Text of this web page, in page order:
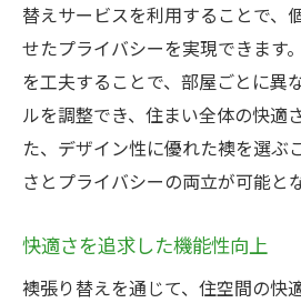
替えサービスを利用することで、
せたプライバシーを実現できます
を工夫することで、部屋ごとに異
ルを調整でき、住まい全体の快適
た、デザイン性に優れた襖を選ぶ
さとプライバシーの両立が可能と
快適さを追求した機能性向上
襖張り替えを通じて、住空間の快